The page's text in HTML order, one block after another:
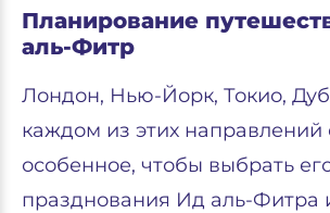
Планирование
аль-Фитр
Лондон, Нью-Йорк, Токио,
каждом из этих направлений
особенное, чтобы выбрать
празднования Ид аль-Фитра